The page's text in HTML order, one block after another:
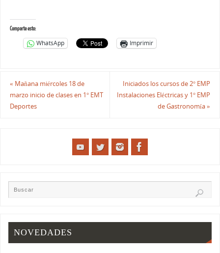
Comparte esto:
WhatsApp Imprimir
« Mañana miércoles 18 de
marzo inicio de clases en 1° EMT
Deportes
Iniciados los cursos de 2° EMP
Instalaciones Eléctricas y 1° EMP
de Gastronomía»
NOVEDADES